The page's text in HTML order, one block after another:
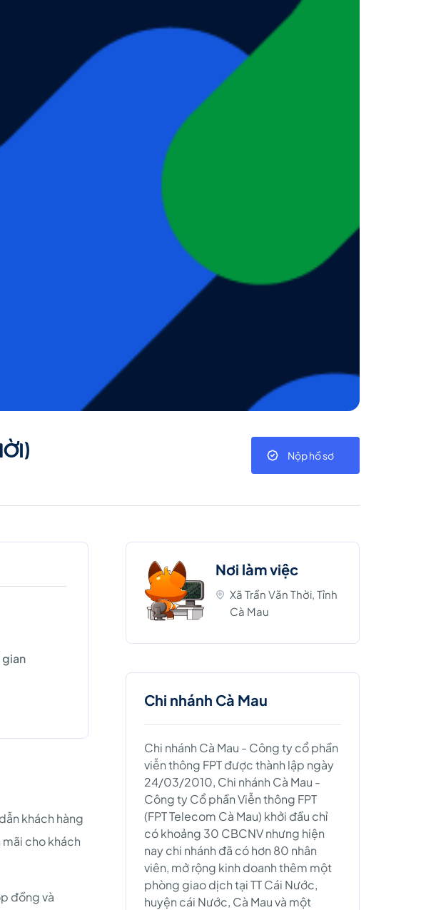
Nộp hồ sơ
gian
khách hàng
cho khách
đồng và
Nơi làm việc
Xã Trần Văn Thời, Tỉnh
Cà Mau
Chi nhánh Cà Mau
Chi nhánh Cà Mau - Công ty cổ phần
viễn thông FPT được thành lập ngày
24/03/2010, Chi nhánh Cà Mau -
Công ty Cổ phần Viễn thông FPT
(FPT Telecom Cà Mau) khởi đầu chỉ
có khoảng 30 CBCNV nhưng hiện
nay chi nhánh đã có hơn 80 nhân
viên, mở rộng kinh doanh thêm một
phòng giao dịch tại TT Cái Nước,
huyện cái Nước, Cà Mau và một